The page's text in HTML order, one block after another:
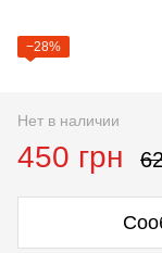
−28%
Нет в наличии
450 грн